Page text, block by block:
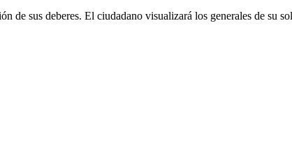
de sus deberes. El ciudadano visualizará los generales de su